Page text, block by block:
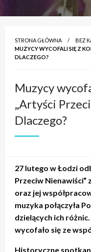
STRONA GŁÓWNA
BEZ
MUZYCY WYCOFALI SIĘ Z
DLACZEGO?
Muzycy
„Artyści
Dlaczego?
27 lutego w Łodzi
Przeciw
oraz jej
muzyka połączyła
dzielących ich
wycofało się ze
Historyczne